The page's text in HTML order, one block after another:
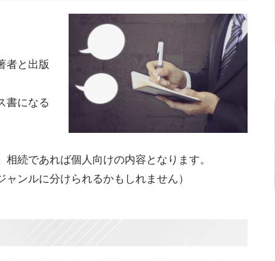
者と出版
書になる
続であれば個人向けの内容となります。
ンルに分けられるかもしれません）